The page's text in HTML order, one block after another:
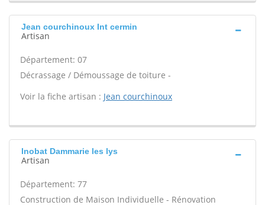
Jean courchinoux Int cermin
Artisan
Département: 07
Décrassage / Démoussage de toiture -
Voir la fiche artisan : Jean courchinoux
Inobat Dammarie les lys
Artisan
Département: 77
Construction de Maison Individuelle - Rénovation